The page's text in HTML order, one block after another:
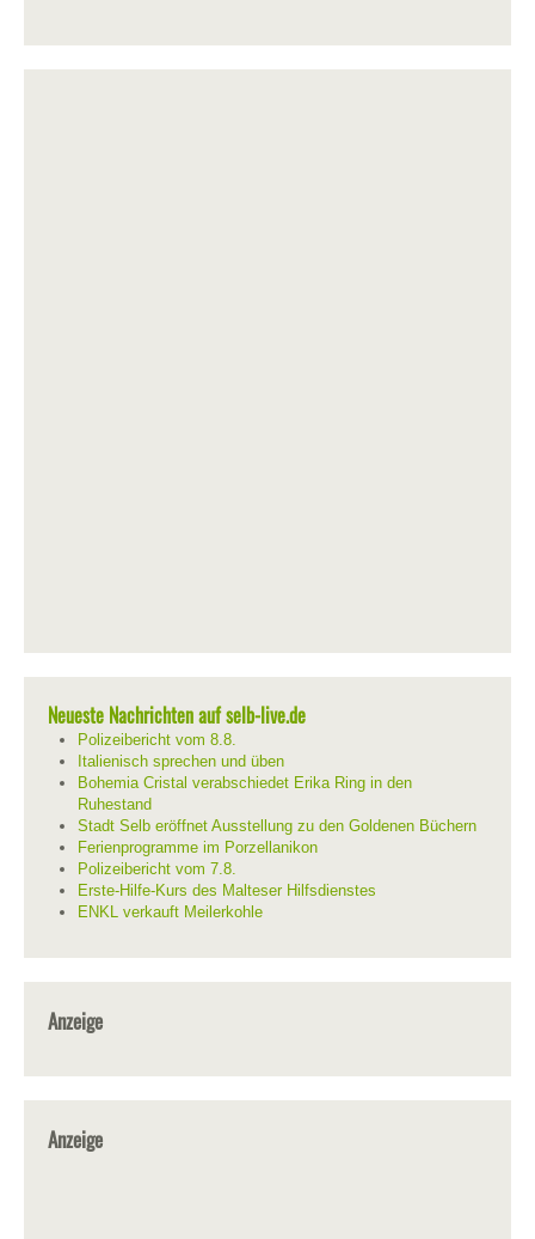
Neueste Nachrichten auf selb-live.de
Polizeibericht vom 8.8.
Italienisch sprechen und üben
Bohemia Cristal verabschiedet Erika Ring in den
Ruhestand
Stadt Selb eröffnet Ausstellung zu den Goldenen Büchern
Ferienprogramme im Porzellanikon
Polizeibericht vom 7.8.
Erste-Hilfe-Kurs des Malteser Hilfsdienstes
ENKL verkauft Meilerkohle
Anzeige
Anzeige